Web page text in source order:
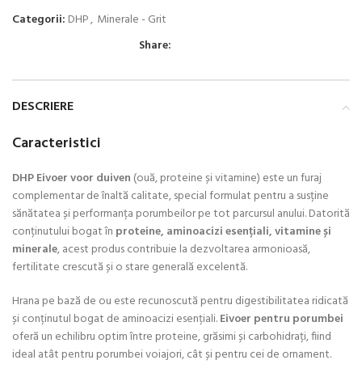
Categorii: DHP, Minerale - Grit
Share:
DESCRIERE
Caracteristici
DHP Eivoer voor duiven (ouă, proteine și vitamine) este un furaj
complementar de înaltă calitate, special formulat pentru a susține
sănătatea și performanța porumbeilor pe tot parcursul anului. Datorită
conținutului bogat în proteine, aminoacizi esențiali, vitamine și
minerale, acest produs contribuie la dezvoltarea armonioasă,
fertilitate crescută și o stare generală excelentă.
Hrana pe bază de ou este recunoscută pentru digestibilitatea ridicată
și conținutul bogat de aminoacizi esențiali.Eivoer pentru porumbei
oferă un echilibru optim între proteine, grăsimi și carbohidrați, fiind
ideal atât pentru porumbei voiajori, cât și pentru cei de ornament.